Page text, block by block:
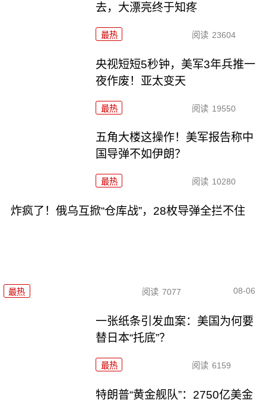
去，大漂亮终于知疼
最热 阅读 23604
央视短短5秒钟，美军3年兵推一
夜作废！亚太变天
最热 阅读 19550
五角大楼这操作！美军报告称中
国导弹不如伊朗？
最热 阅读 10280
炸疯了！俄乌互掀“仓库战”，28枚导弹全拦不住
最热 阅读 7077 08-06
一张纸条引发血案：美国为何要
替日本“托底”？
最热 阅读 6159
特朗普“黄金舰队”：2750亿美金